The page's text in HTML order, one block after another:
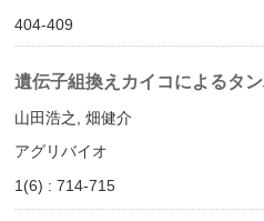
404-409
遺伝子組換えカイコによるタ
山田浩之, 畑健介
アグリバイオ
1(6) : 714-715